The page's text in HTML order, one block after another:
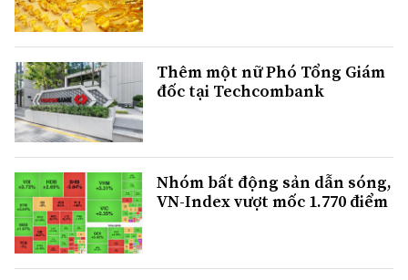
Thêm một nữ Phó Tổng Giám
đốc tại Techcombank
Nhóm bất động sản dẫn sóng,
VN-Index vượt mốc 1.770 điểm